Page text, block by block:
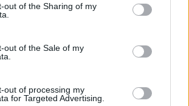
out of the Sharing of my
out of the Sale of my
out of processing my
for Targeted Advertising.
Esim for Italy| Esim for Spain|Esim
for Germany|Esim for Greece|